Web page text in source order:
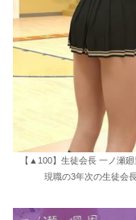
【▲100】生徒会長 一ノ瀬
現職の3年次の生徒会